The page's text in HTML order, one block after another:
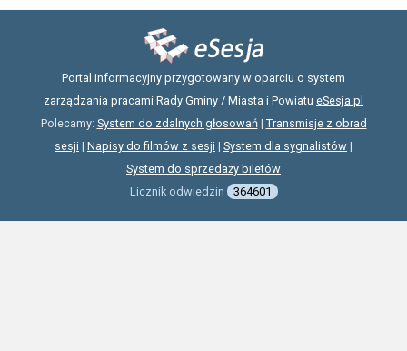
Portal informacyjny przygotowany w oparciu o system
zarządzania pracami Rady Gminy / Miasta i Powiatu eSesja.pl
Polecamy: System do zdalnych głosowań| Transmisje z obrad
sesji | Napisy do filmów z sesji | System dla sygnalistów |
System do sprzedaży biletów
Licznik odwiedzin
364601